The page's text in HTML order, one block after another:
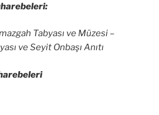
Tabyası ve Müzesi –
ve Seyit Onbaşı Anıtı